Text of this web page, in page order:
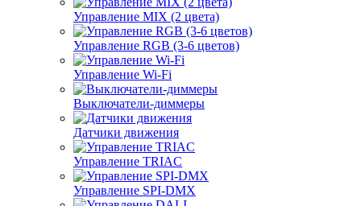
Управление MIX (2 цвета)
Управление RGB (3-6 цветов)
Управление Wi-Fi
Выключатели-диммеры
Датчики движения
Управление TRIAC
Управление SPI-DMX